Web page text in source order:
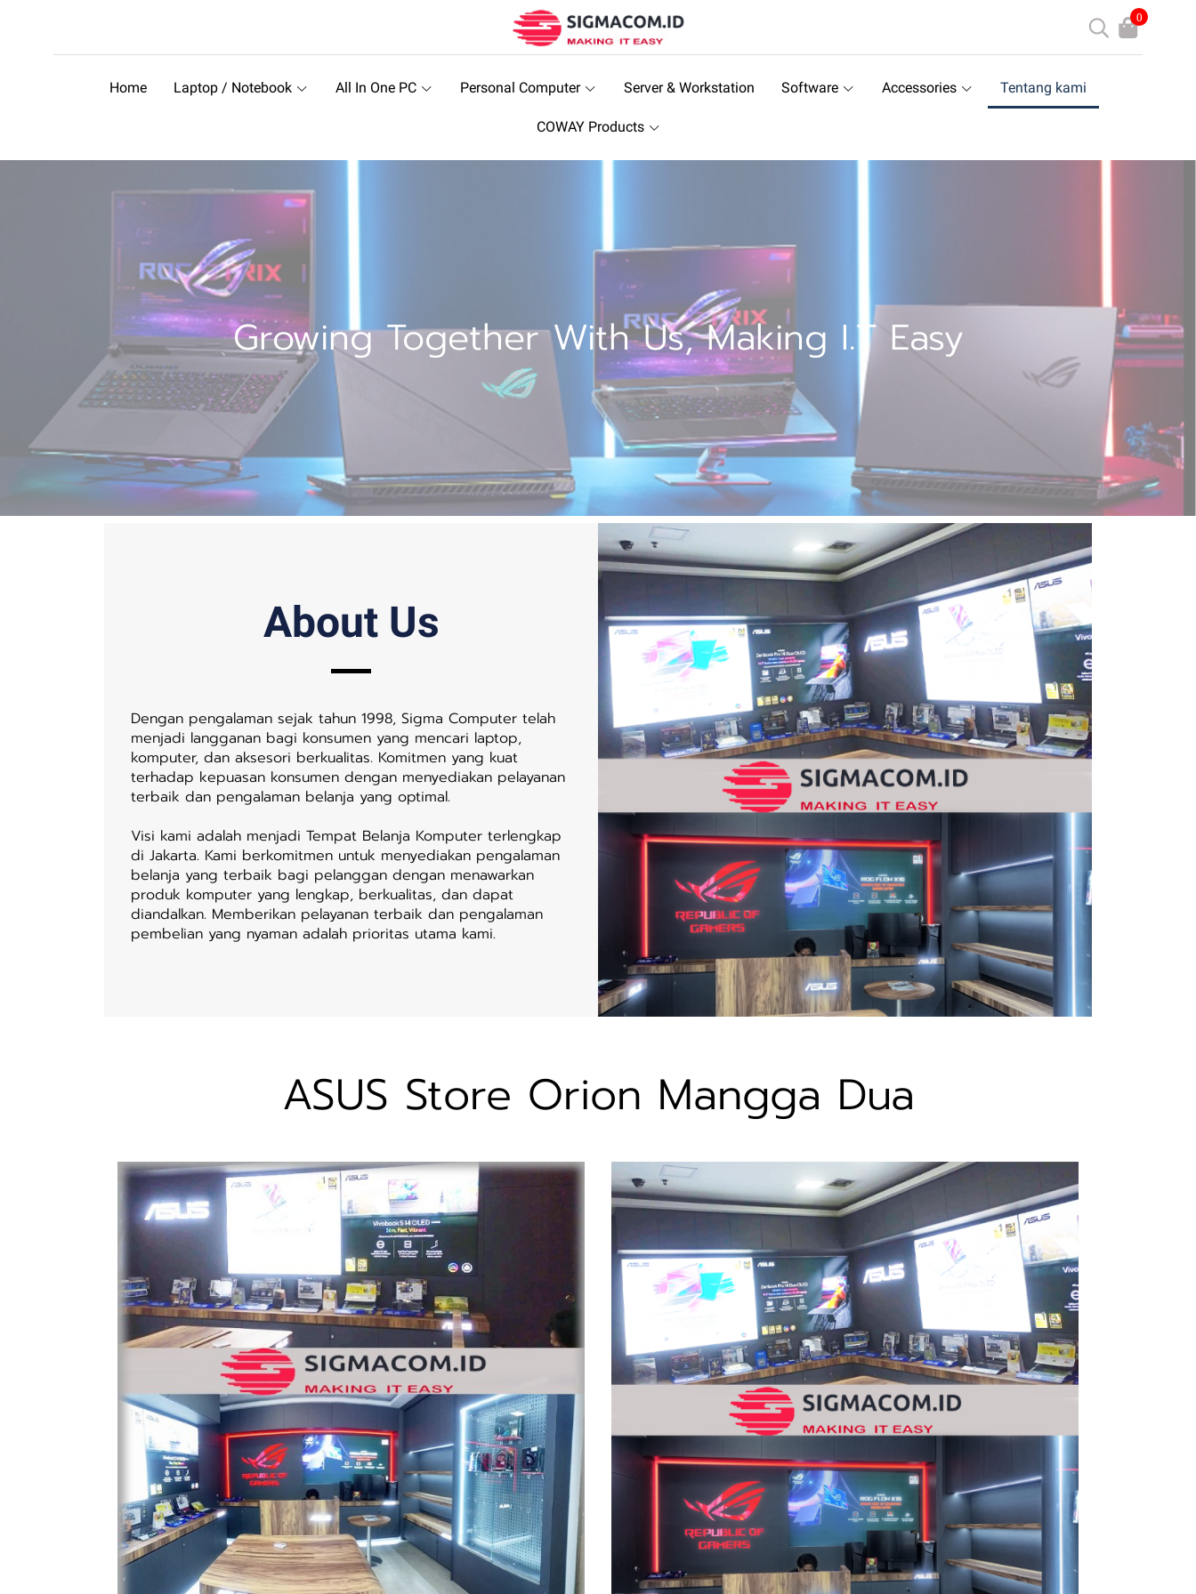
0
Home Laptop / Notebook All In One PC Personal Computer Server & Workstation Software Accessories Tentang kami
COWAY Products
Growing Together With Us, Making I.T Easy
About Us
Dengan pengalaman sejak tahun 1998, Sigma Computer telah
menjadi langganan bagi konsumen yang mencari laptop,
komputer, dan aksesori berkualitas. Komitmen yang kuat
terhadap kepuasan konsumen dengan menyediakan pelayanan
terbaik dan pengalaman belanja yang optimal.
Visi kami adalah menjadi Tempat Belanja Komputer terlengkap
di Jakarta. Kami berkomitmen untuk menyediakan pengalaman
belanja yang terbaik bagi pelanggan dengan menawarkan
produk komputer yang lengkap, berkualitas, dan dapat
diandalkan. Memberikan pelayanan terbaik dan pengalaman
pembelian yang nyaman adalah prioritas utama kami.
ASUS Store Orion Mangga Dua